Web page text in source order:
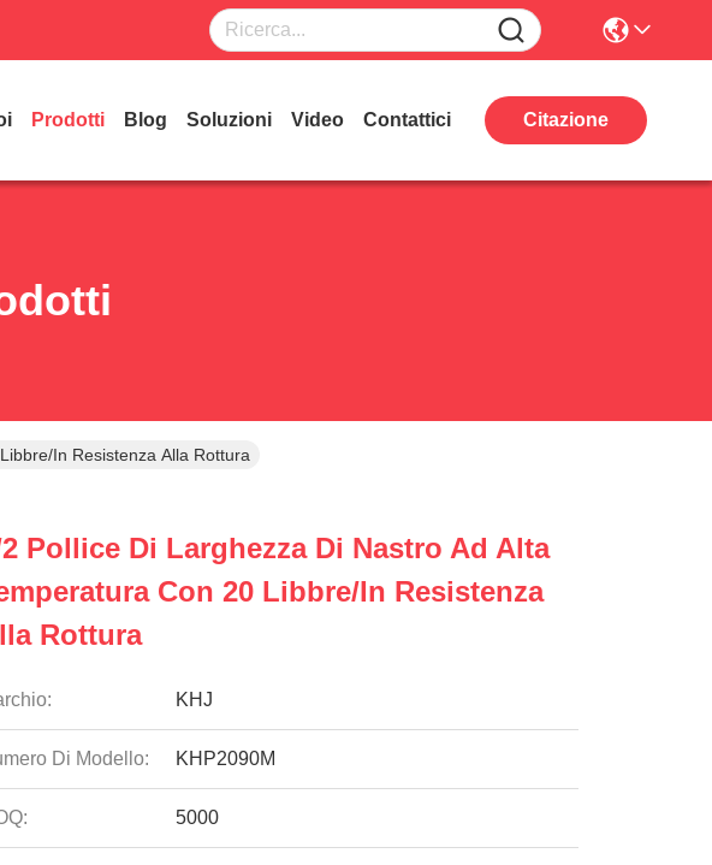
Prodotti Blog Soluzioni Video Contattici Citazione
in Resistenza Alla Rottura
Pollice Di Larghezza Di Nastro Ad Alta
Con 20 Libbre/in Resistenza
Rottura
KHJ
Di Modello: KHP2090M
5000